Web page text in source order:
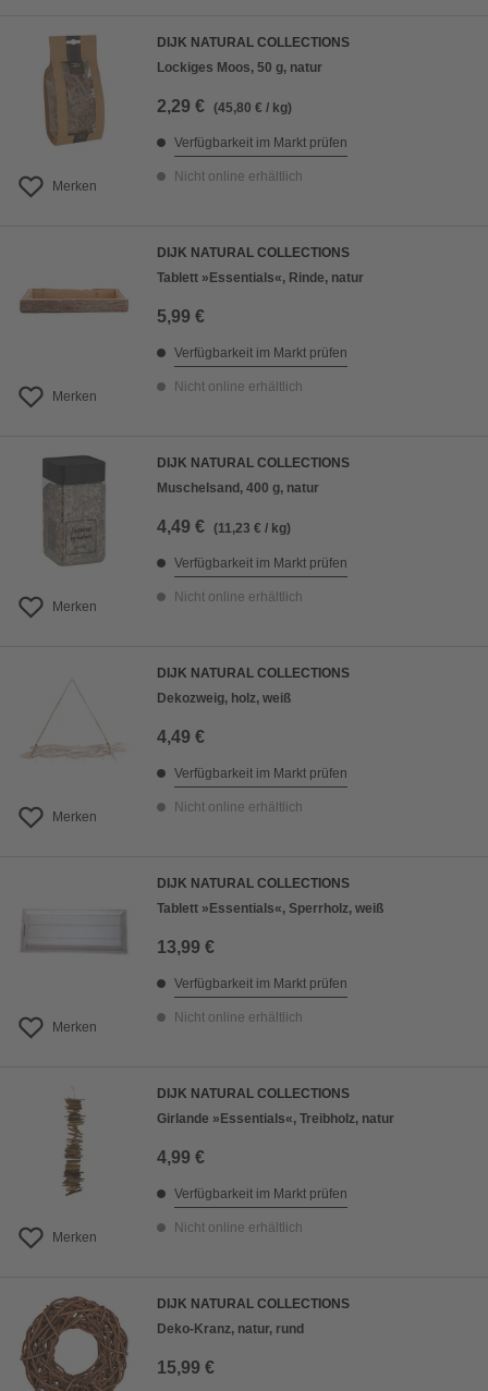
Merken
DIJK NATURAL COLLECTIONS
Lockiges Moos, 50 g, natur
2,29 € (45,80 € / kg)
Verfügbarkeit im Markt prüfen
Nicht online erhältlich
Merken
DIJK NATURAL COLLECTIONS
Tablett »Essentials«, Rinde, natur
5,99 €
Verfügbarkeit im Markt prüfen
Nicht online erhältlich
Merken
DIJK NATURAL COLLECTIONS
Muschelsand, 400 g, natur
4,49 € (11,23 € / kg)
Verfügbarkeit im Markt prüfen
Nicht online erhältlich
Merken
DIJK NATURAL COLLECTIONS
Dekozweig, holz, weiß
4,49 €
Verfügbarkeit im Markt prüfen
Nicht online erhältlich
Merken
DIJK NATURAL COLLECTIONS
Tablett »Essentials«, Sperrholz, weiß
13,99 €
Verfügbarkeit im Markt prüfen
Nicht online erhältlich
Merken
DIJK NATURAL COLLECTIONS
Girlande »Essentials«, Treibholz, natur
4,99 €
Verfügbarkeit im Markt prüfen
Nicht online erhältlich
DIJK NATURAL COLLECTIONS
Deko-Kranz, natur, rund
15,99 €